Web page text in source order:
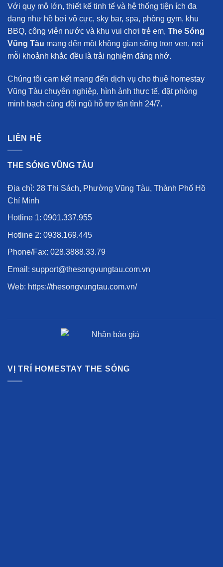
Với quy mô lớn, thiết kế tinh tế và hệ thống tiện ích đa
dạng như hồ bơi vô cực, sky bar, spa, phòng gym, khu
BBQ, công viên nước và khu vui chơi trẻ em, The Sóng
Vũng Tàu mang đến một không gian sống trọn vẹn, nơi
mỗi khoảnh khắc đều là trải nghiệm đáng nhớ.
Chúng tôi cam kết mang đến dịch vụ cho thuê homestay
Vũng Tàu chuyên nghiệp, hình ảnh thực tế, đặt phòng
minh bạch cùng đội ngũ hỗ trợ tận tình 24/7.
LIÊN HỆ
THE SÓNG VŨNG TÀU
Địa chỉ: 28 Thi Sách, Phường Vũng Tàu, Thành Phố Hồ
Chí Minh
Hotline 1: 0901.337.955
Hotline 2: 0938.169.445
Phone/Fax: 028.3888.33.79
Email: support@thesongvungtau.com.vn
Web: https://thesongvungtau.com.vn/
VỊ TRÍ HOMESTAY THE SÓNG